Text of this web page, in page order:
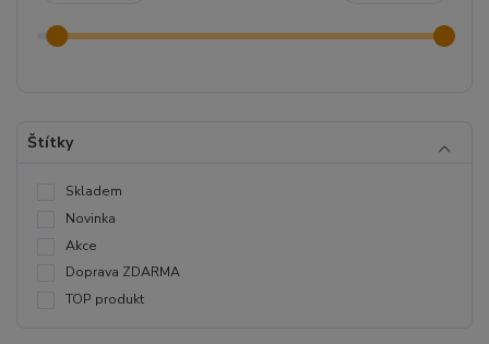
Štítky
Skladem
Novinka
Akce
Doprava ZDARMA
TOP produkt